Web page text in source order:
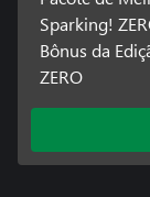
Sparking!
Bônus da
ZERO